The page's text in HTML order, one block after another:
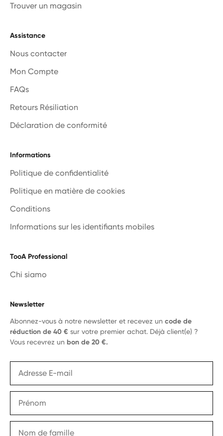
Trouver un magasin
Assistance
Nous contacter
Mon Compte
FAQs
Retours Résiliation
Déclaration de conformité
Informations
Politique de confidentialité
Politique en matière de cookies
Conditions
Informations sur les identifiants mobiles
TooA Professional
Chi siamo
Newsletter
Abonnez-vous à notre newsletter et recevez un code de
réduction de 40 € sur votre premier achat. Déjà client(e) ?
Vous recevrez un bon de 20 €.